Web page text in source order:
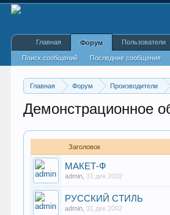
Главная Форум Производители
Демонстрационное
Заголовок
МАКЕТ-Ф
admin 31 дек 2002
РУССКИЙ СТИЛЬ
admin 31 дек 2002
Главная Форум
Поиск сообщений Последние сообщения
Пользователи